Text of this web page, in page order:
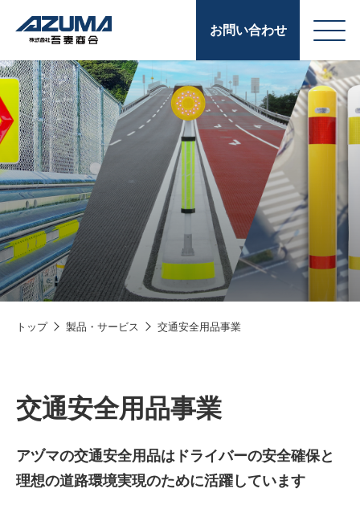
お問い合わせ
株式会社吾妻商会 会
会
社
概
要
製品・サービス
原燃料事業
石油製品販売
燃料小口配送
LPG販売
潤滑油
給油カード
(ガソリンカード)
トップ 製品・サービス 交通安全用品事業
交通安全用品事業
アヅマの交通安全用品はドライバーの安全確保と
理想の道路環境実現のために活躍しています